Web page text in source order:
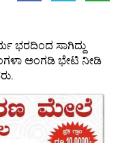
ಭರದಿಂದ ಸಾಗಿದ್ದು
ಅಂಗಡಿ ಭೇಟಿ ನೀಡಿ